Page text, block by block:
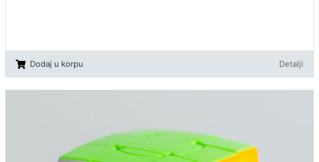
Dodaj u korpu Detalji